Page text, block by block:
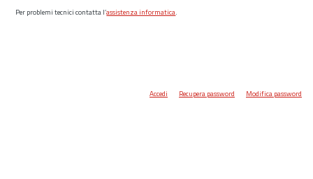
Per problemi tecnici contatta l’assistenza informatica.
Accedi Recupera password Modifica password